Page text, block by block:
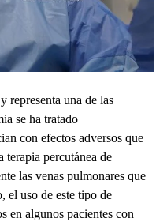
representa una de las
se ha tratado
con efectos adversos que
terapia percutánea de
las venas pulmonares que
el uso de este tipo de
en algunos pacientes con